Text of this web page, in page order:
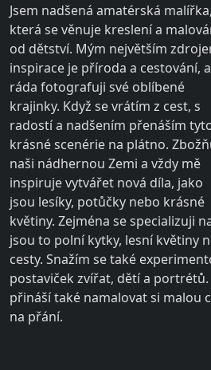
Jsem nadšená amatérská malířka,
která se věnuje kreslení a
od dětství. Mým největším
inspirace je příroda a cestování, a
ráda fotografuji své oblíbené
krajinky. Když se vrátím z cest, s
radostí a nadšením přenáším
krásné scenérie na plátno.
naši nádhernou Zemi a vždy mě
inspiruje vytvářet nová díla, jako
jsou lesíky, potůčky nebo krásné
květiny. Zejména se specializuji
jsou to polní kytky, lesní květiny
cesty. Snažím se také
postaviček zvířat, dětí a
přináší také namalovat si malou
na přání.